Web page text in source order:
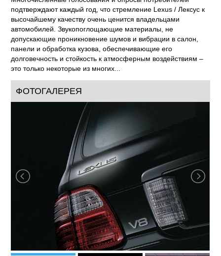
Идеал элегантности и красоты воплощен в каждой черте
стремительного и агрессивного обликаLexus LX 470
Многочисленные голосования и опросы потребителей
подтверждают каждый год, что стремление
Lexus / Лексус
панели и обработка кузова, обеспечивающие его
долговечность и стойкость к атмосферным воздействиям –
это только некоторые из многих...
ФОТОГАЛЕРЕЯ